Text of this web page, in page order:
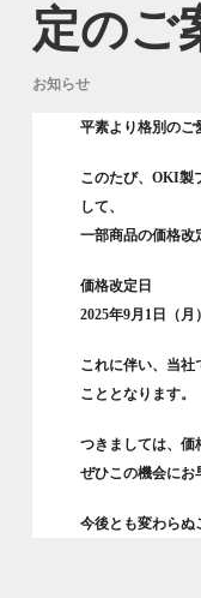
定のご
お知らせ
平素より格別のご
このたび、OKI製
して、
一部商品の価格改
価格改定日
2025年9月1日（月）
これに伴い、当社
こととなります。
つきましては、価
ぜひこの機会にお
今後とも変わらぬ